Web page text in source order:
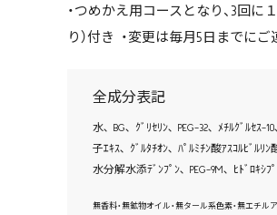
・つめかえ用コースとなり、3回
り）付き ・変更は毎月5日までに
全成分表記
水､ BG､ ｸﾞﾘｾﾘﾝ､ PEG-32､ ﾒﾁﾙｸﾞﾙｾｽ-
子ｴｷｽ､ ｸﾞﾙﾀﾁｵﾝ､ ﾊﾟﾙﾐﾁﾝ酸ｱｽｺﾙﾋﾞﾙﾘﾝ
水分解水添ﾃﾞﾝﾌﾟﾝ､ PEG-9M､ ﾋﾄﾞﾛｷｼﾌ
無香料・無鉱物オイル・無タール系色素・無エチル